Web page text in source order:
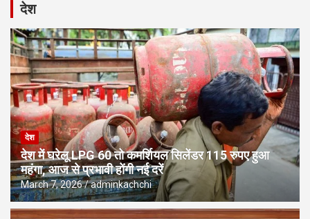
देश
देश
देश में घरेलू LPG 60 तो कमर्शियल सिलेंडर 115 रुपए हुआ
महंगा, आज से प्रभावी होंगी नई दरें
March 7, 2026 adminkachchi